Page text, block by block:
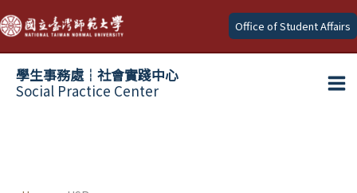
Skip
to
content
Office of Student Affairs
學生事務處┆社會實踐中心
Social Practice Center